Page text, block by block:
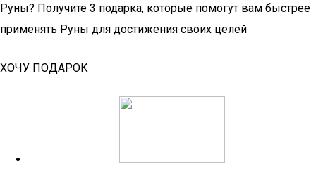
Руны? Получите 3 подарка, которые помогут вам быстрее
применять Руны для достижения своих целей
ХОЧУ ПОДАРОК